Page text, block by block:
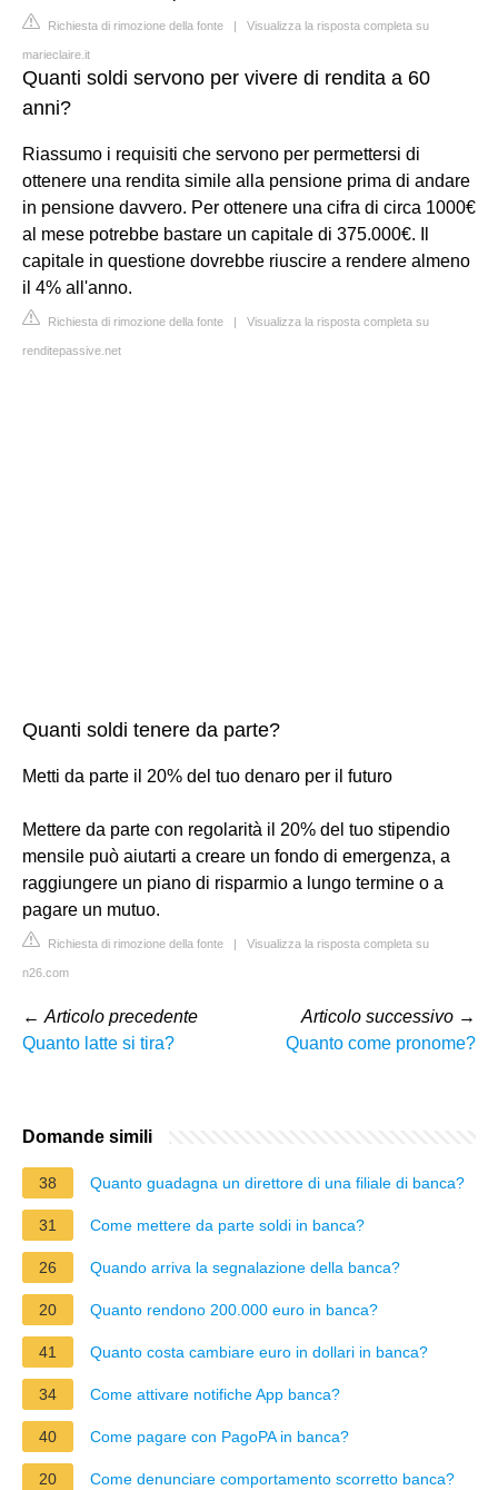
Richiesta di rimozione della fonte | Visualizza la risposta completa su
marieclaire.it
Quanti soldi servono per vivere di rendita a 60
anni?
Riassumo i requisiti che servono per permettersi di
ottenere una rendita simile alla pensione prima di andare
in pensione davvero. Per ottenere una cifra di circa 1000€
al mese potrebbe bastare un capitale di 375.000€. Il
capitale in questione dovrebbe riuscire a rendere almeno
il 4% all'anno.
Richiesta di rimozione della fonte | Visualizza la risposta completa su
renditepassive.net
Quanti soldi tenere da parte?
Metti da parte il 20% del tuo denaro per il futuro
Mettere da parte con regolarità il 20% del tuo stipendio
mensile può aiutarti a creare un fondo di emergenza, a
raggiungere un piano di risparmio a lungo termine o a
pagare un mutuo.
Richiesta di rimozione della fonte | Visualizza la risposta completa su
n26.com
← Articolo precedente
Quanto latte si tira?
Articolo successivo →
Quanto come pronome?
Domande simili
38 Quanto guadagna un direttore di una filiale di banca?
31 Come mettere da parte soldi in banca?
26 Quando arriva la segnalazione della banca?
20 Quanto rendono 200.000 euro in banca?
41 Quanto costa cambiare euro in dollari in banca?
34 Come attivare notifiche App banca?
40 Come pagare con PagoPA in banca?
20 Come denunciare comportamento scorretto banca?